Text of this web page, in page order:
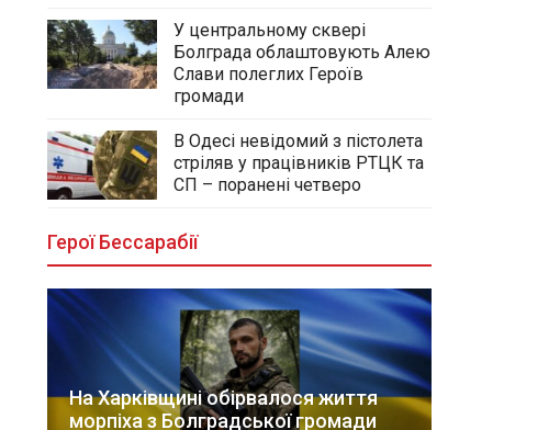
У центральному сквері
Болграда облаштовують Алею
Слави полеглих Героїв
громади
В Одесі невідомий з пістолета
стріляв у працівників РТЦК та
СП – поранені четверо
Герої Бессарабії
На Харківщині обірвалося життя
морпіха з Болградської громади